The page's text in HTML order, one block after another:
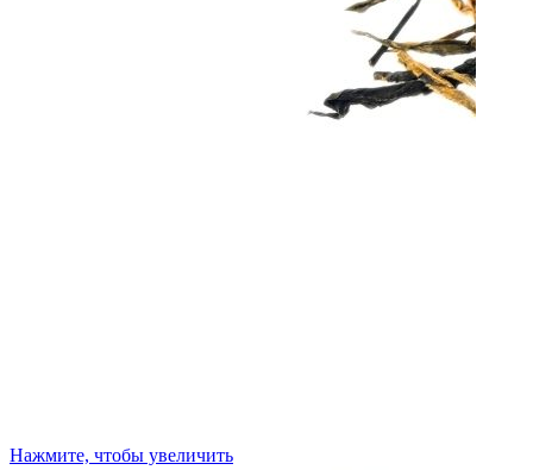
Нажмите, чтобы увеличить